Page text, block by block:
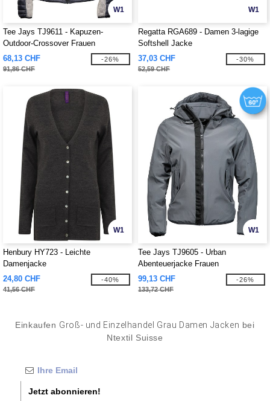
W1
Tee Jays TJ9611 - Kapuzen-
Outdoor-Crossover Frauen
68,13 CHF
91,86 CHF
-26%
W1
Regatta RGA689 - Damen 3-lagige
Softshell Jacke
37,03 CHF
52,59 CHF
-30%
W1
Henbury HY723 - Leichte
Damenjacke
24,80 CHF
41,56 CHF
-40%
W1
Tee Jays TJ9605 - Urban
Abenteuerjacke Frauen
99,13 CHF
133,72 CHF
-26%
Einkaufen Groß- und Einzelhandel Grau Damen Jacken bei
Ntextil Suisse
Jetzt abonnieren!